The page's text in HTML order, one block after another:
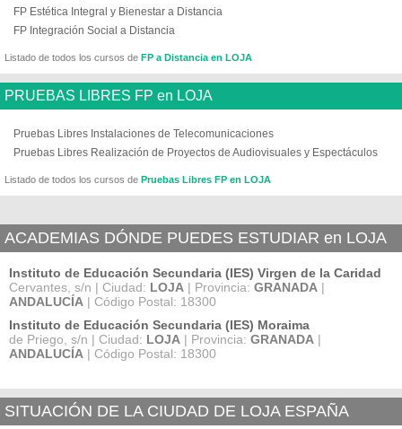
FP Estética Integral y Bienestar a Distancia
FP Integración Social a Distancia
Listado de todos los cursos de FP a Distancia en LOJA
PRUEBAS LIBRES FP en LOJA
Pruebas Libres Instalaciones de Telecomunicaciones
Pruebas Libres Realización de Proyectos de Audiovisuales y Espectáculos
Listado de todos los cursos de Pruebas Libres FP en LOJA
ACADEMIAS DÓNDE PUEDES ESTUDIAR en LOJA
Instituto de Educación Secundaria (IES) Virgen de la Caridad
Cervantes, s/n | Ciudad: LOJA | Provincia: GRANADA |
ANDALUCÍA | Código Postal: 18300
Instituto de Educación Secundaria (IES) Moraima
de Priego, s/n | Ciudad: LOJA | Provincia: GRANADA |
ANDALUCÍA | Código Postal: 18300
SITUACIÓN DE LA CIUDAD DE LOJA ESPAÑA